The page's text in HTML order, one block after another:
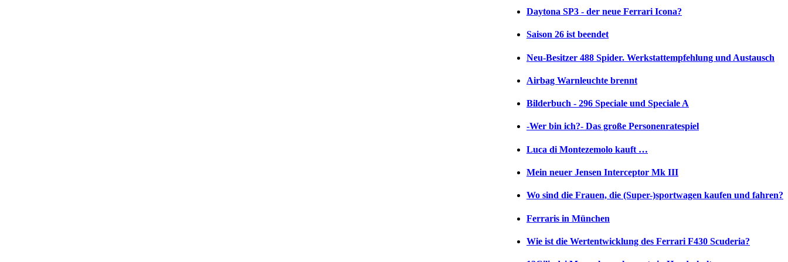
Daytona SP3 - der neue Ferrari Icona?
Saison 26 ist beendet
Neu-Besitzer 488 Spider. Werkstattempfehlung und Austausch
Airbag Warnleuchte brennt
Bilderbuch - 296 Speciale und Speciale A
-Wer bin ich?- Das große Personenratespiel
Luca di Montezemolo kauft …
Mein neuer Jensen Interceptor Mk III
Wo sind die Frauen, die (Super-)sportwagen kaufen und fahren?
Ferraris in München
Wie ist die Wertentwicklung des Ferrari F430 Scuderia?